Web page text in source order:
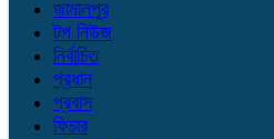
জামালপুর
টপ নিউজ
নির্বাচিত
প্রধান
প্রবাস
ফিচার